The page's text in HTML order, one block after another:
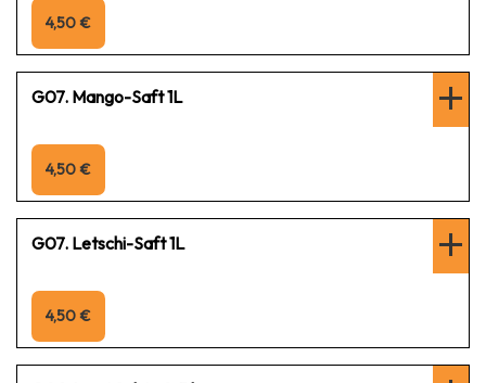
4,50 €
G07. Mango-Saft 1L
4,50 €
G07. Letschi-Saft 1L
4,50 €